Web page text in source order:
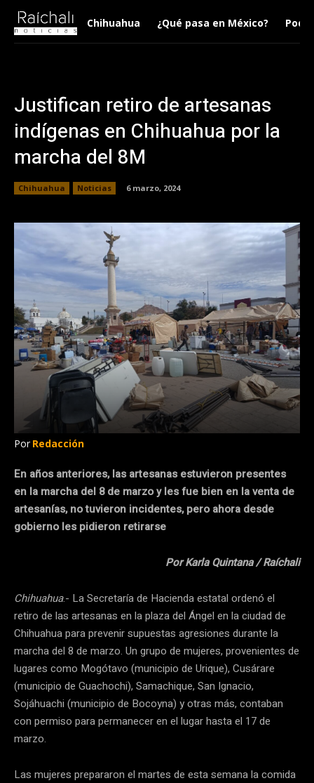
Chihuahua ¿Qué pasa en México?
Justifican retiro de artesanas
indígenas en Chihuahua por la
marcha del 8M
Chihuahua Noticias 6 marzo, 2024
Por Redacción
En años anteriores, las artesanas estuvieron presentes
en la marcha del 8 de marzo y les fue bien en la venta de
artesanías, no tuvieron incidentes, pero ahora desde
gobierno les pidieron retirarse
Por Karla Quintana / Raíchali
Chihuahua.- La Secretaría de Hacienda estatal ordenó el
retiro de las artesanas en la plaza del Ángel en la ciudad de
Chihuahua para prevenir supuestas agresiones durante la
marcha del 8 de marzo. Un grupo de mujeres, provenientes de
lugares como Mogótavo (municipio de Urique), Cusárare
(municipio de Guachochi), Samachique, San Ignacio,
Sojáhuachi (municipio de Bocoyna) y otras más, contaban
con permiso para permanecer en el lugar hasta el 17 de
marzo.
Las mujeres prepararon el martes de esta semana la comida